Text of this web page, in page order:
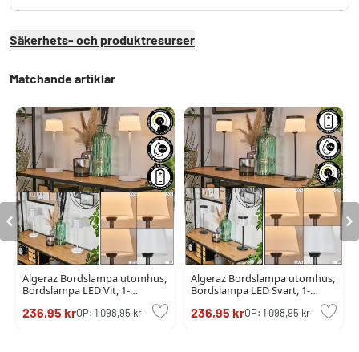
Säkerhets- och produktresurser
Matchande artiklar
Algeraz Bordslampa utomhus,
Bordslampa LED Vit, 1-
236,95 krOP:1 098,95 kr
Algeraz Bordslampa utomhus,
Bordslampa LED Svart, 1-
236,95 krOP:1 098,95 kr